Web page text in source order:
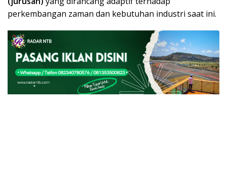
perkembangan zaman dan kebutuhan industri saat ini.